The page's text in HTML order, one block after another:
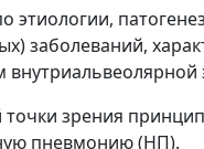
этиологии,
заболеваний,
зрения
пневмонию (НП).